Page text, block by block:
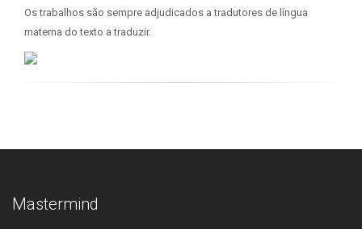
Os trabalhos são sempre adjudicados a tradutores de língua
materna do texto a traduzir.
Mastermind